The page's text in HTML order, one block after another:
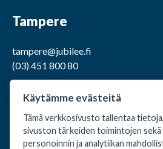
Tampere
tampere@jubilee.fi
(03) 451 800 80
ma-pe klo 9.00 -15.00
Kaakkurintie 12,
37150 Nokia
Käytämme evästeitä
Tämä verkkosivusto tallentaa
sivuston tärkeiden toimintojen sekä
personoinnin ja analytiikan